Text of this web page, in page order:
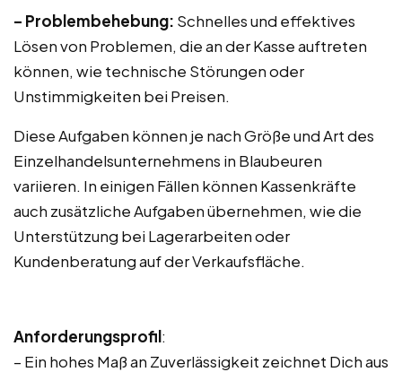
– Problembehebung: Schnelles und effektives
Lösen von Problemen, die an der Kasse auftreten
können, wie technische Störungen oder
Unstimmigkeiten bei Preisen.
Diese Aufgaben können je nach Größe und Art des
Einzelhandelsunternehmens in Blaubeuren
variieren. In einigen Fällen können Kassenkräfte
auch zusätzliche Aufgaben übernehmen, wie die
Unterstützung bei Lagerarbeiten oder
Kundenberatung auf der Verkaufsfläche.
Anforderungsprofil:
– Ein hohes Maß an Zuverlässigkeit zeichnet Dich aus